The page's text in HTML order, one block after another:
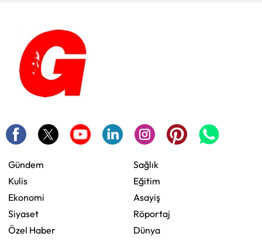
Gündem
Kulis
Ekonomi
Siyaset
Özel Haber
Sağlık
Eğitim
Asayiş
Röportaj
Dünya